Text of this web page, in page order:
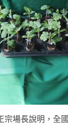
宗場長說明，全